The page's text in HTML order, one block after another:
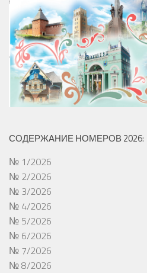
СОДЕРЖАНИЕ НОМЕРОВ 2026:
№ 1/2026
№ 2/2026
№ 3/2026
№ 4/2026
№ 5/2026
№ 6/2026
№ 7/2026
№ 8/2026